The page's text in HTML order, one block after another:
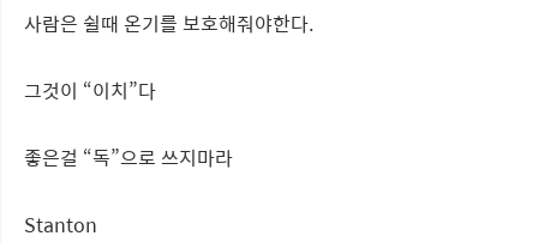
사람은 쉴때 온기를 보호해줘야한다.
그것이 “이치”다
좋은걸 “독”으로 쓰지마라
Stanton